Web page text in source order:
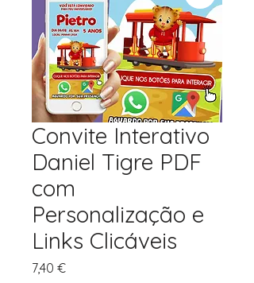
Convite Interativo
Daniel Tigre PDF
com
Personalização e
Links Clicáveis
7,40 €Preço